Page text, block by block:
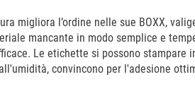
migliora l’ordine nelle sue BOXX,
mancante in modo semplice e
Le etichette si possono stampare
convincono per l'adesione